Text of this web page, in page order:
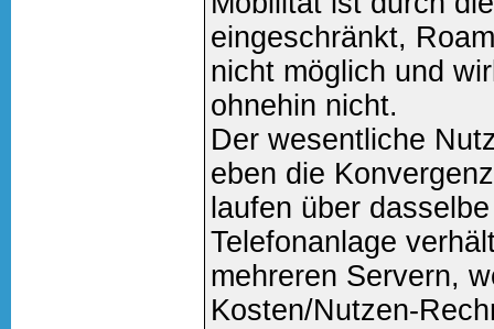
eingeschränkt,
nicht möglich und
ohnehin nicht.
Der wesentliche
eben die
laufen über
Telefonanlage
mehreren Servern,
Kosten/Nutzen-